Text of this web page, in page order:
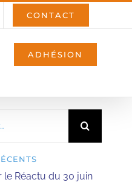
CONTACT
ADHÉSION
le Réactu du 30 juin